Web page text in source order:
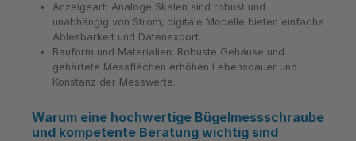
Anzeigeart: Analoge Skalen sind robust und
unabhängig von Strom; digitale Modelle bieten einfache
Ablesbarkeit und Datenexport.
Bauform und Materialien: Robuste Gehäuse und
gehärtete Messflächen erhöhen Lebensdauer und
Konstanz der Messwerte.
Warum eine hochwertige Bügelmessschraube
und kompetente Beratung wichtig sind